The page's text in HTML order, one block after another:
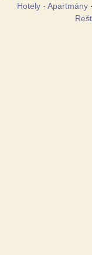
Hotely· Apartmány·